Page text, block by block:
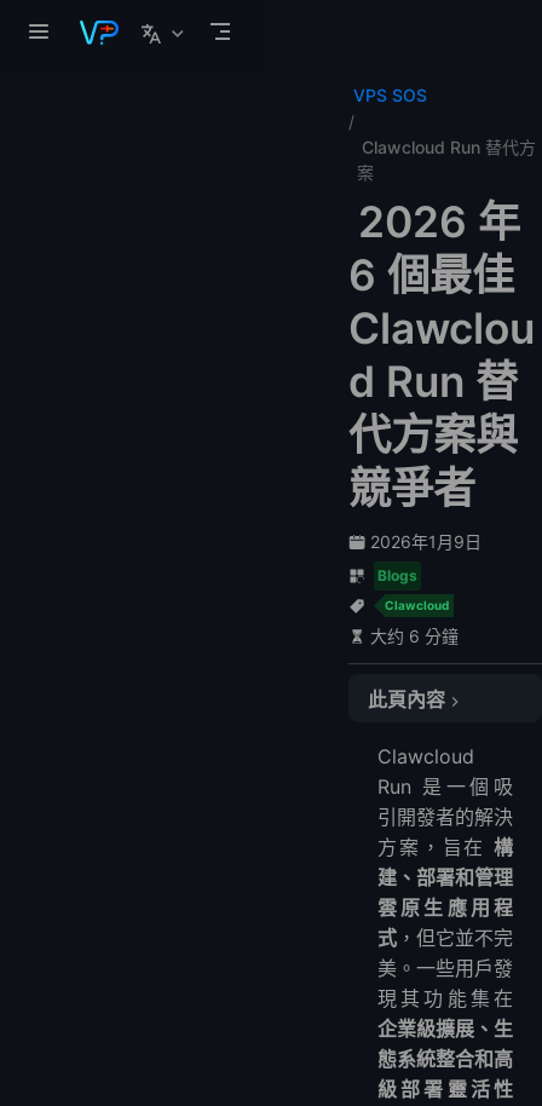
跳至主要內容
VPS SOS
Clawcloud Run 替代方
案
2026 年
6 個最佳
Clawclou
d Run 替
代方案與
競爭者
2026年1月9日
Blogs
Clawcloud
大约 6 分鐘
此頁內容
2. AWS App Runner
3. Google Cloud Run
4. Render
5. Fly.io
6. Railway
FAQ
Clawcloud
Run 是一個吸
引開發者的解決
方案，旨在 構
建、部署和管理
雲原生應用程
式 ，但它並不完
美。一些用戶發
現其功能集在
企業級擴展、生
態系統整合和高
級部署靈活性